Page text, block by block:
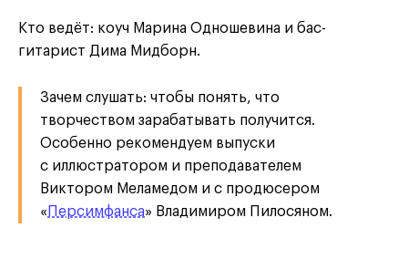
Кто ведёт: коуч Марина Одношевина и бас-
гитарист Дима Мидборн.
Зачем слушать: чтобы понять, что
творчеством зарабатывать получится.
Особенно рекомендуем выпуски
с иллюстратором и преподавателем
Виктором Меламедом и с продюсером
« Персимфанса» Владимиром Пилосяном.